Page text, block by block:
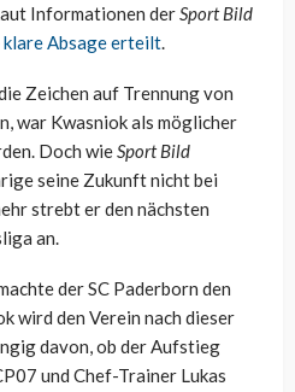
Informationen derSport Bild
klare Absage erteilt.
Zeichen auf Trennung von
war Kwasniok als möglicher
Doch wieSport Bild
seine Zukunft nicht bei
strebt er den nächsten
an.
der SC Paderborn den
wird den Verein nach dieser
davon, ob der Aufstieg
und Chef-Trainer Lukas